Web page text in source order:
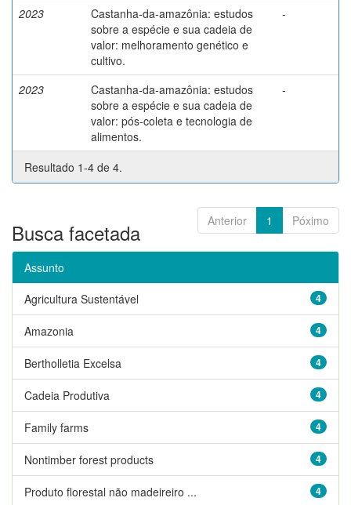
2023
Castanha-da-amazônia: estudos
sobre a espécie e sua cadeia de
valor: melhoramento genético e
cultivo.
-
2023
Castanha-da-amazônia: estudos
sobre a espécie e sua cadeia de
valor: pós-coleta e tecnologia de
alimentos.
-
Resultado 1-4 de 4.
Anterior 1 Póximo
Busca facetada
Assunto
4
Agricultura Sustentável
4
Amazonia
4
Bertholletia Excelsa
4
Cadeia Produtiva
4
Family farms
4
Nontimber forest products
4
Produto florestal não madeireiro ...